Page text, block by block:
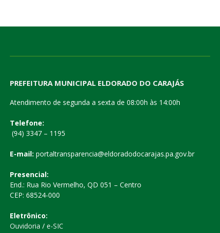
PREFEITURA MUNICIPAL ELDORADO DO CARAJÁS
Atendimento de segunda a sexta de 08:00h às 14:00h
Telefone:
(94) 3347 – 1195
E-mail: portaltransparencia@eldoradodocarajas.pa.gov.br
Presencial:
End.: Rua Rio Vermelho, QD 051 – Centro
CEP: 68524-000
Eletrônico:
Ouvidoria / e-SIC